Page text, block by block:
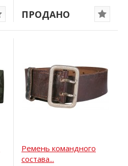
ПРОДАНО
Ремень командного
состава...